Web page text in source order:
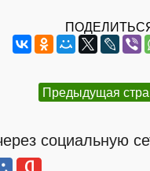
Предыдущая
социальную